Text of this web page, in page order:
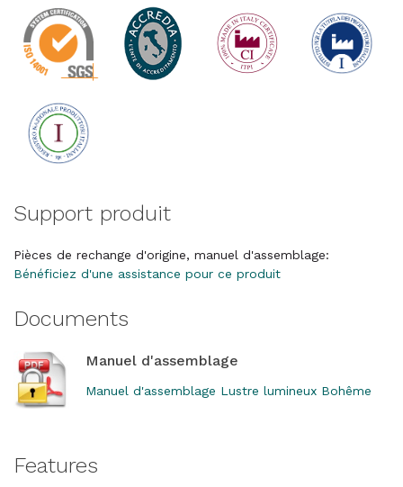
Support produit
Pièces de rechange d'origine, manuel d'assemblage:
Bénéficiez d'une assistance pour ce produit
Documents
Manuel d'assemblage
Manuel d'assemblage Lustre lumineux Bohême
Features